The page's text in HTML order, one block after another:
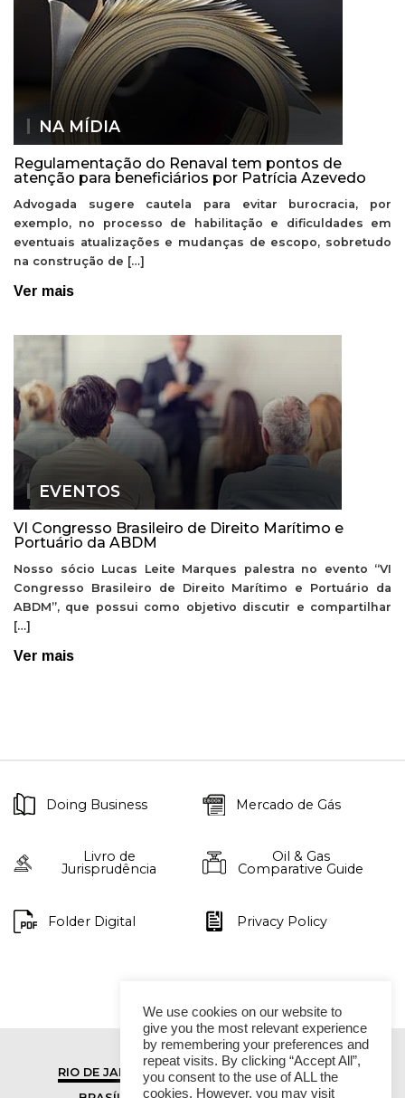
NA MÍDIA
Regulamentação do Renaval tem pontos de
atenção para beneficiários por Patrícia Azevedo
Advogada sugere cautela para evitar burocracia, por
exemplo, no processo de habilitação e dificuldades em
eventuais atualizações e mudanças de escopo, sobretudo
na construção de […]
Ver mais
EVENTOS
VI Congresso Brasileiro de Direito Marítimo e
Portuário da ABDM
Nosso sócio Lucas Leite Marques palestra no evento “VI
Congresso Brasileiro de Direito Marítimo e Portuário da
ABDM”, que possui como objetivo discutir e compartilhar
[…]
Ver mais
Doing Business Mercado de Gás
Livro de
Jurisprudência
Oil & Gas
Comparative Guide
Folder Digital Privacy Policy
RIO DE JANEIRO
SÃO PAULO
We use cookies on our website to
give you the most relevant experience
by remembering your preferences and
repeat visits. By clicking “Accept All”,
you consent to the use of ALL the
cookies. However, you may visit